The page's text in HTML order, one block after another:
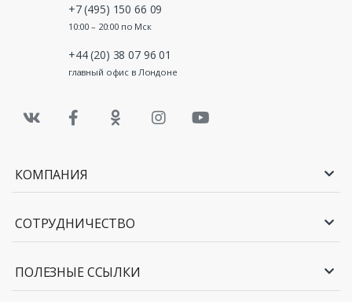
+7 (495) 150 66 09
10:00 – 20:00 по Мск
+44 (20) 38 07 96 01
главный офис в Лондоне
КОМПАНИЯ
СОТРУДНИЧЕСТВО
ПОЛЕЗНЫЕ ССЫЛКИ